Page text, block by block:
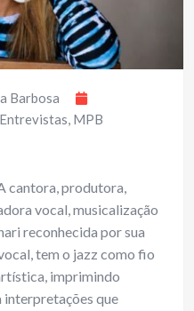
Barbosa
Entrevistas, MPB
cantora, produtora,
vocal, musicalização
reconhecida por sua
tem o jazz como fio
imprimindo
interpretações que